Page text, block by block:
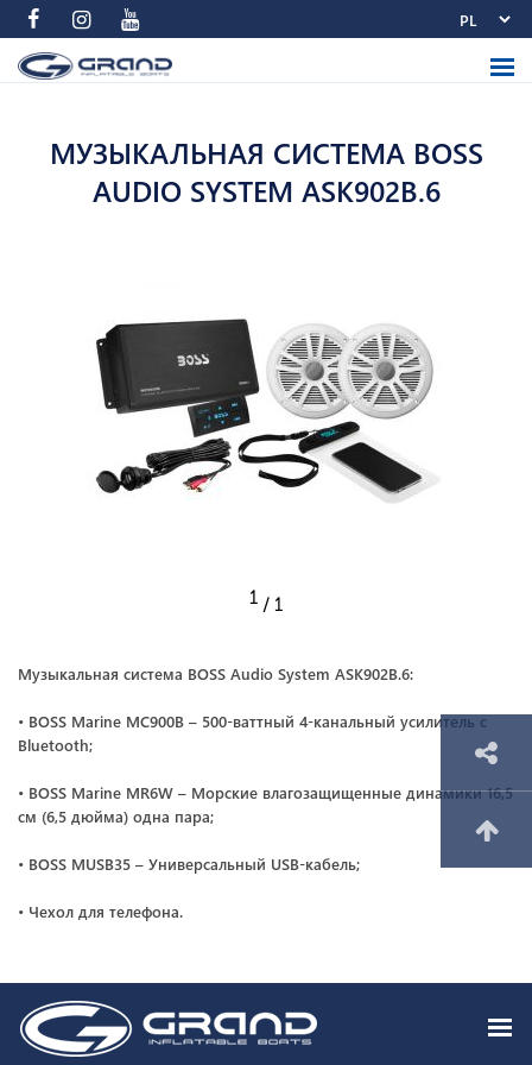
МУЗЫКАЛЬНАЯ СИСТЕМА BOSS
AUDIO SYSTEM ASK902B.6
1 / 1
Музыкальная система BOSS Audio System ASK902B.6:
• BOSS Marine MC900B – 500-ваттный 4-канальный усилитель с
Bluetooth;
• BOSS Marine MR6W – Морские влагозащищенные динамики 16,5
см (6,5 дюйма) одна пара;
• BOSS MUSB35 – Универсальный USB-кабель;
• Чехол для телефона.